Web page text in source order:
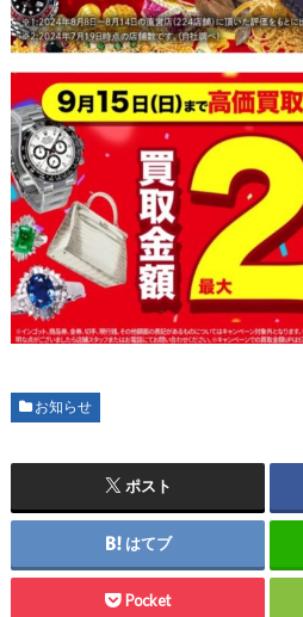
お知らせ
ポスト
はてブ
Pocket